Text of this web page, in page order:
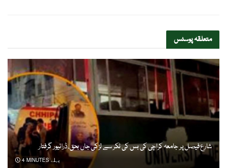
متعلقہپوسٹس
شارع فیصل پر جامعہ کراچی کی بس کی ٹکر سے لڑکی جاں بحق، ڈرائیور گرفتار
4 MINUTES پہلے